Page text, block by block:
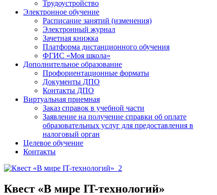
Трудоустройство
Электронное обучение
Расписание занятий (изменения)
Электронный журнал
Зачетная книжка
Платформа дистанционного обучения
ФГИС «Моя школа»
Дополнительное образование
Профориентационные форматы
Документы ДПО
Контакты ДПО
Виртуальная приемная
Заказ справок в учебной части
Заявление на получение справки об оплате
образовательных услуг для предоставления в
налоговый орган
Целевое обучение
Контакты
Квест «В мире IT-технологий»